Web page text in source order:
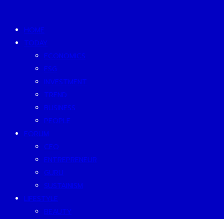
HOME
TODAY
ECONOMICS
ESG
INVESTMENT
TREND
BUSINESS
PEOPLE
FORUM
CEO
ENTREPRENEUR
GURU
SUSTAINISM
LIFESTYLE
BEAUTY